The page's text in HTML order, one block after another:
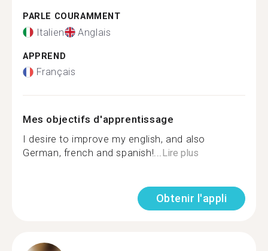
PARLE COURAMMENT
Italien Anglais
APPREND
Français
Mes objectifs d'apprentissage
I desire to improve my english, and also
German, french and spanish!...Lire plus
Obtenir l'appli